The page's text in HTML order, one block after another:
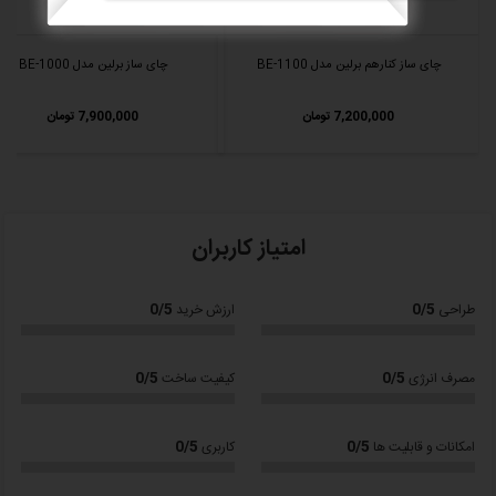
سماور برقی گوسونیک 883 مجهز به
است که امکان قابلیت
این چای ساز گوسونیک دارای سیستم محافظت در برای افزایش دمای بیش از
مدل 883
نوع سماور روهم
چای ساز کنارهم برلین مدل BE-1100
7,200,000 تومان
چای ساز برلین مدل BE-1000
7,900,000 تومان
امتیاز کاربران
طراحی 0/5 ارزش خرید 0/5
مصرف انرژی 0/5 کیفیت ساخت 0/5
امکانات و قابلیت ها 0/5 کاربری 0/5